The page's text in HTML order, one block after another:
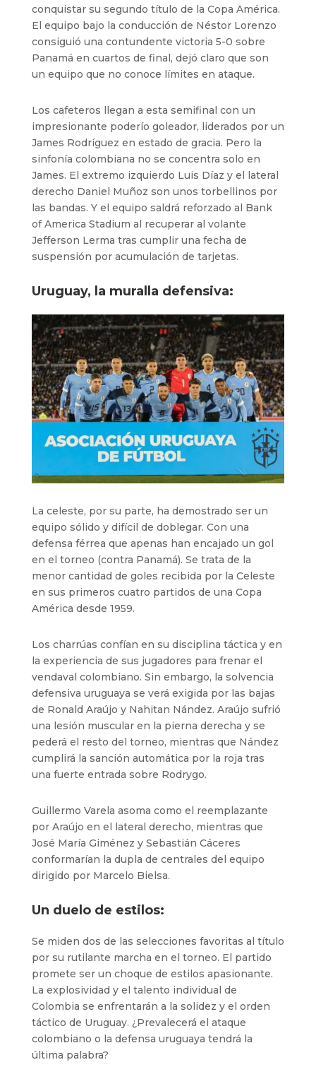
conquistar su segundo título de la Copa América.
El equipo bajo la conducción de Néstor Lorenzo
consiguió una contundente victoria 5-0 sobre
Panamá en cuartos de final, dejó claro que son
un equipo que no conoce límites en ataque.
Los cafeteros llegan a esta semifinal con un
impresionante poderío goleador, liderados por un
James Rodríguez en estado de gracia. Pero la
sinfonía colombiana no se concentra solo en
James. El extremo izquierdo Luis Díaz y el lateral
derecho Daniel Muñoz son unos torbellinos por
las bandas. Y el equipo saldrá reforzado al Bank
of America Stadium al recuperar al volante
Jefferson Lerma tras cumplir una fecha de
suspensión por acumulación de tarjetas.
Uruguay, la muralla defensiva:
La celeste, por su parte, ha demostrado ser un
equipo sólido y difícil de doblegar. Con una
defensa férrea que apenas han encajado un gol
en el torneo (contra Panamá). Se trata de la
menor cantidad de goles recibida por la Celeste
en sus primeros cuatro partidos de una Copa
América desde 1959.
Los charrúas confían en su disciplina táctica y en
la experiencia de sus jugadores para frenar el
vendaval colombiano. Sin embargo, la solvencia
defensiva uruguaya se verá exigida por las bajas
de Ronald Araújo y Nahitan Nández. Araújo sufrió
una lesión muscular en la pierna derecha y se
pederá el resto del torneo, mientras que Nández
cumplirá la sanción automática por la roja tras
una fuerte entrada sobre Rodrygo.
Guillermo Varela asoma como el reemplazante
por Araújo en el lateral derecho, mientras que
José María Giménez y Sebastián Cáceres
conformarían la dupla de centrales del equipo
dirigido por Marcelo Bielsa.
Un duelo de estilos:
Se miden dos de las selecciones favoritas al título
por su rutilante marcha en el torneo. El partido
promete ser un choque de estilos apasionante.
La explosividad y el talento individual de
Colombia se enfrentarán a la solidez y el orden
táctico de Uruguay. ¿Prevalecerá el ataque
colombiano o la defensa uruguaya tendrá la
última palabra?